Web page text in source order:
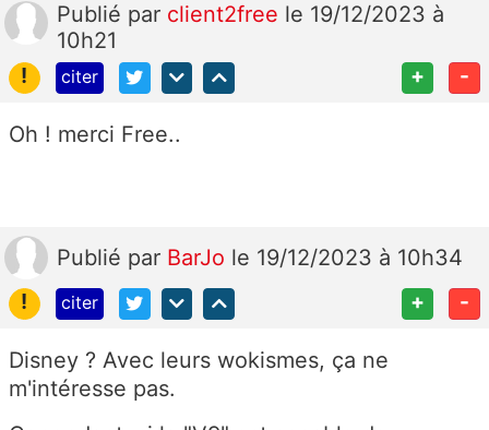
Publié par client2free le 19/12/2023 à
10h21
!
citer + -
Oh ! merci Free..
Publié par BarJo le 19/12/2023 à 10h34
!
citer + -
Disney ? Avec leurs wokismes, ça ne
m'intéresse pas.